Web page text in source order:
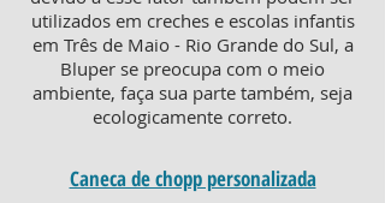
utilizados em creches e escolas infantis
em Três de Maio - Rio Grande do Sul, a
Bluper se preocupa com o meio
ambiente, faça sua parte também, seja
ecologicamente correto.
Caneca de chopp personalizada